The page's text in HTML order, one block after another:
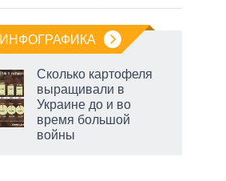
ИНФОГРАФИКА
Сколько картофеля
выращивали в
Украине до и во
время большой
войны